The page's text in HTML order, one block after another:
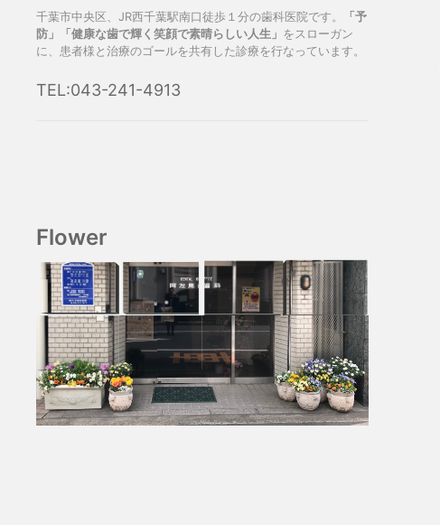
千葉市中央区、JR西千葉駅南口徒歩１分の歯科医院です。
「予
防」「健康な歯で輝く笑顔で素晴らしい人生」 をスローガン
に、患者様と治療のゴールを共有した診療を行なっています。
TEL:043-241-4913
Flower